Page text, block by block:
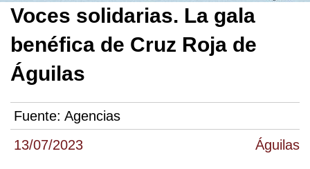
13/07/2023 Águilas
Voces solidarias. La gala
benéfica de Cruz Roja de
Águilas
Fuente: Agencias